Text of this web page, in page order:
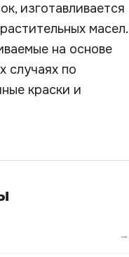
изготавливается
масел.
на основе
случаях по
краски и
→